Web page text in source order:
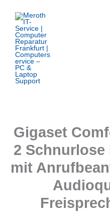
Inhalt
springen
Gigaset
2 Schnurlose
mit